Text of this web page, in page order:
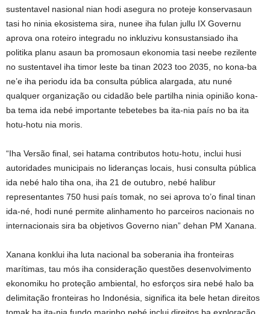
sustentavel nasional nian hodi asegura no proteje konservasaun
tasi ho ninia ekosistema sira, nunee iha fulan jullu IX Governu
aprova ona roteiro integradu no inkluzivu konsustansiado iha
politika planu asaun ba promosaun ekonomia tasi neebe rezilente
no sustentavel iha timor leste ba tinan 2023 too 2035, no kona-ba
ne’e iha periodu ida ba consulta pública alargada, atu nuné
qualquer organização ou cidadão bele partilha ninia opinião kona-
ba tema ida nebé importante tebetebes ba ita-nia país no ba ita
hotu-hotu nia moris.
“Iha Versão final, sei hatama contributos hotu-hotu, inclui husi
autoridades municipais no lideranças locais, husi consulta pública
ida nebé halo tiha ona, iha 21 de outubro, nebé halibur
representantes 750 husi país tomak, no sei aprova to’o final tinan
ida-né, hodi nuné permite alinhamento ho parceiros nacionais no
internacionais sira ba objetivos Governo nian” dehan PM Xanana.
Xanana konklui iha luta nacional ba soberania iha fronteiras
marítimas, tau mós iha consideração questões desenvolvimento
ekonomiku ho proteção ambiental, ho esforços sira nebé halo ba
delimitação fronteiras ho Indonésia, significa ita bele hetan direitos